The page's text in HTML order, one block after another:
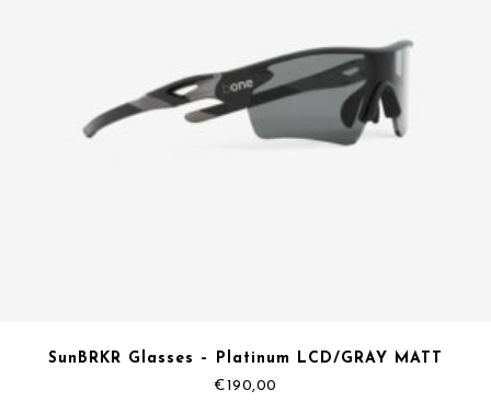
SunBRKR Glasses – Platinum LCD/GRAY MATT
€190,00